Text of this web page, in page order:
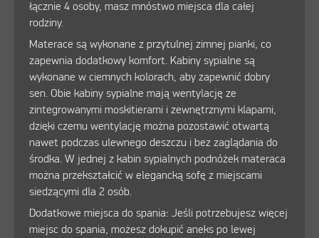
łącznie 4 osoby, masz mnóstwo miejsca dla całej
rodziny.
Materace są wykonane z przytulnej zimnej pianki, co
zapewnia dodatkowy komfort. Kabiny sypialne są
wykonane w ciemnych kolorach, aby zapewnić dobry
sen. Obie kabiny sypialne mają wentylację ze
zintegrowanymi moskitierami i zewnętrznymi klapami,
dzięki czemu wentylację można pozostawić otwartą
nawet podczas ulewnego deszczu i bez zaglądania do
środka. W jednej z kabin sypialnych podnóżek materaca
można przekształcić w elegancką sofę z miejscami
siedzącymi dla 2 osób.
Dodatkowe miejsca do spania: Jeśli potrzebujesz więcej
miejsc do spania, możesz dokupić aneks po lewej